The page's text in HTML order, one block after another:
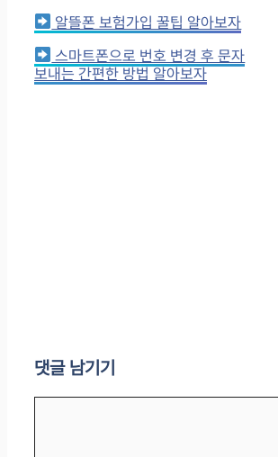
알뜰폰 보험가입 꿀팁 알아보자
스마트폰으로 번호 변경 후 문자
보내는 간편한 방법 알아보자
댓글 남기기